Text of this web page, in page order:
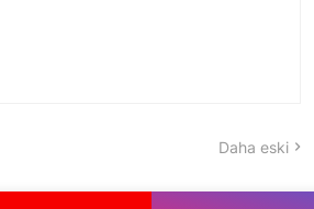
Daha eski